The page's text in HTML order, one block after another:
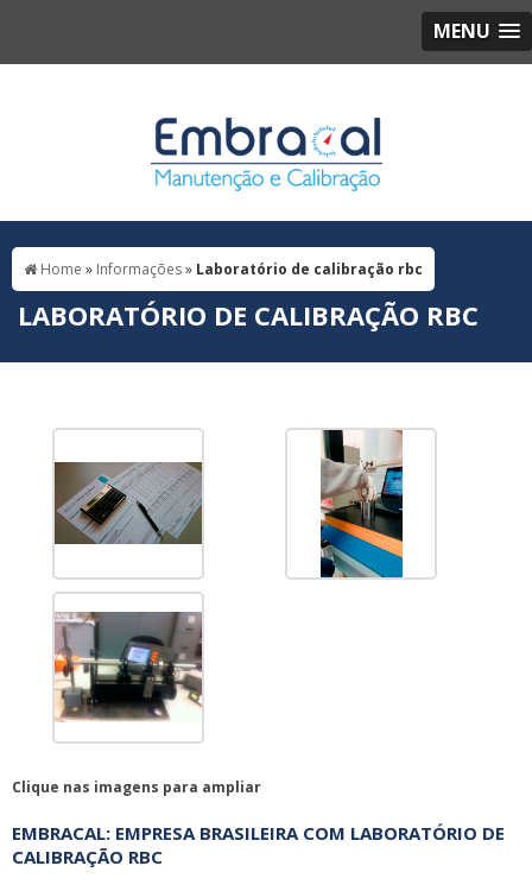
MENU
Home » Informações» Laboratório de calibração rbc
LABORATÓRIO DE CALIBRAÇÃO RBC
Clique nas imagens para ampliar
EMBRACAL: EMPRESA BRASILEIRA COM LABORATÓRIO DE
CALIBRAÇÃO RBC